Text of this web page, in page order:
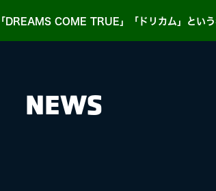
「DREAMS COME TRUE」「ドリカム」 とい
NEWS